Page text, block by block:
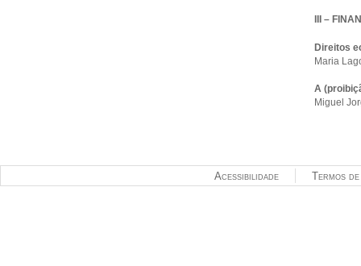
III –
Direitos
Maria
A
Miguel
Termos
Acessibilidade